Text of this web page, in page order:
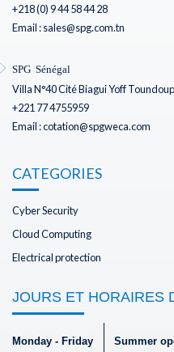
+218 (0) 9 44 58 44 28
Email : sales@spg.com.tn
SPG Sénégal
Villa N°40 Cité Biagui Yoff
+221 77 4755959
Email : cotation@spgweca.com
CATEGORIES
Cyber Security
Cloud Computing
Electrical protection
JOURS ET HORAIRES
Monday - Friday Summer